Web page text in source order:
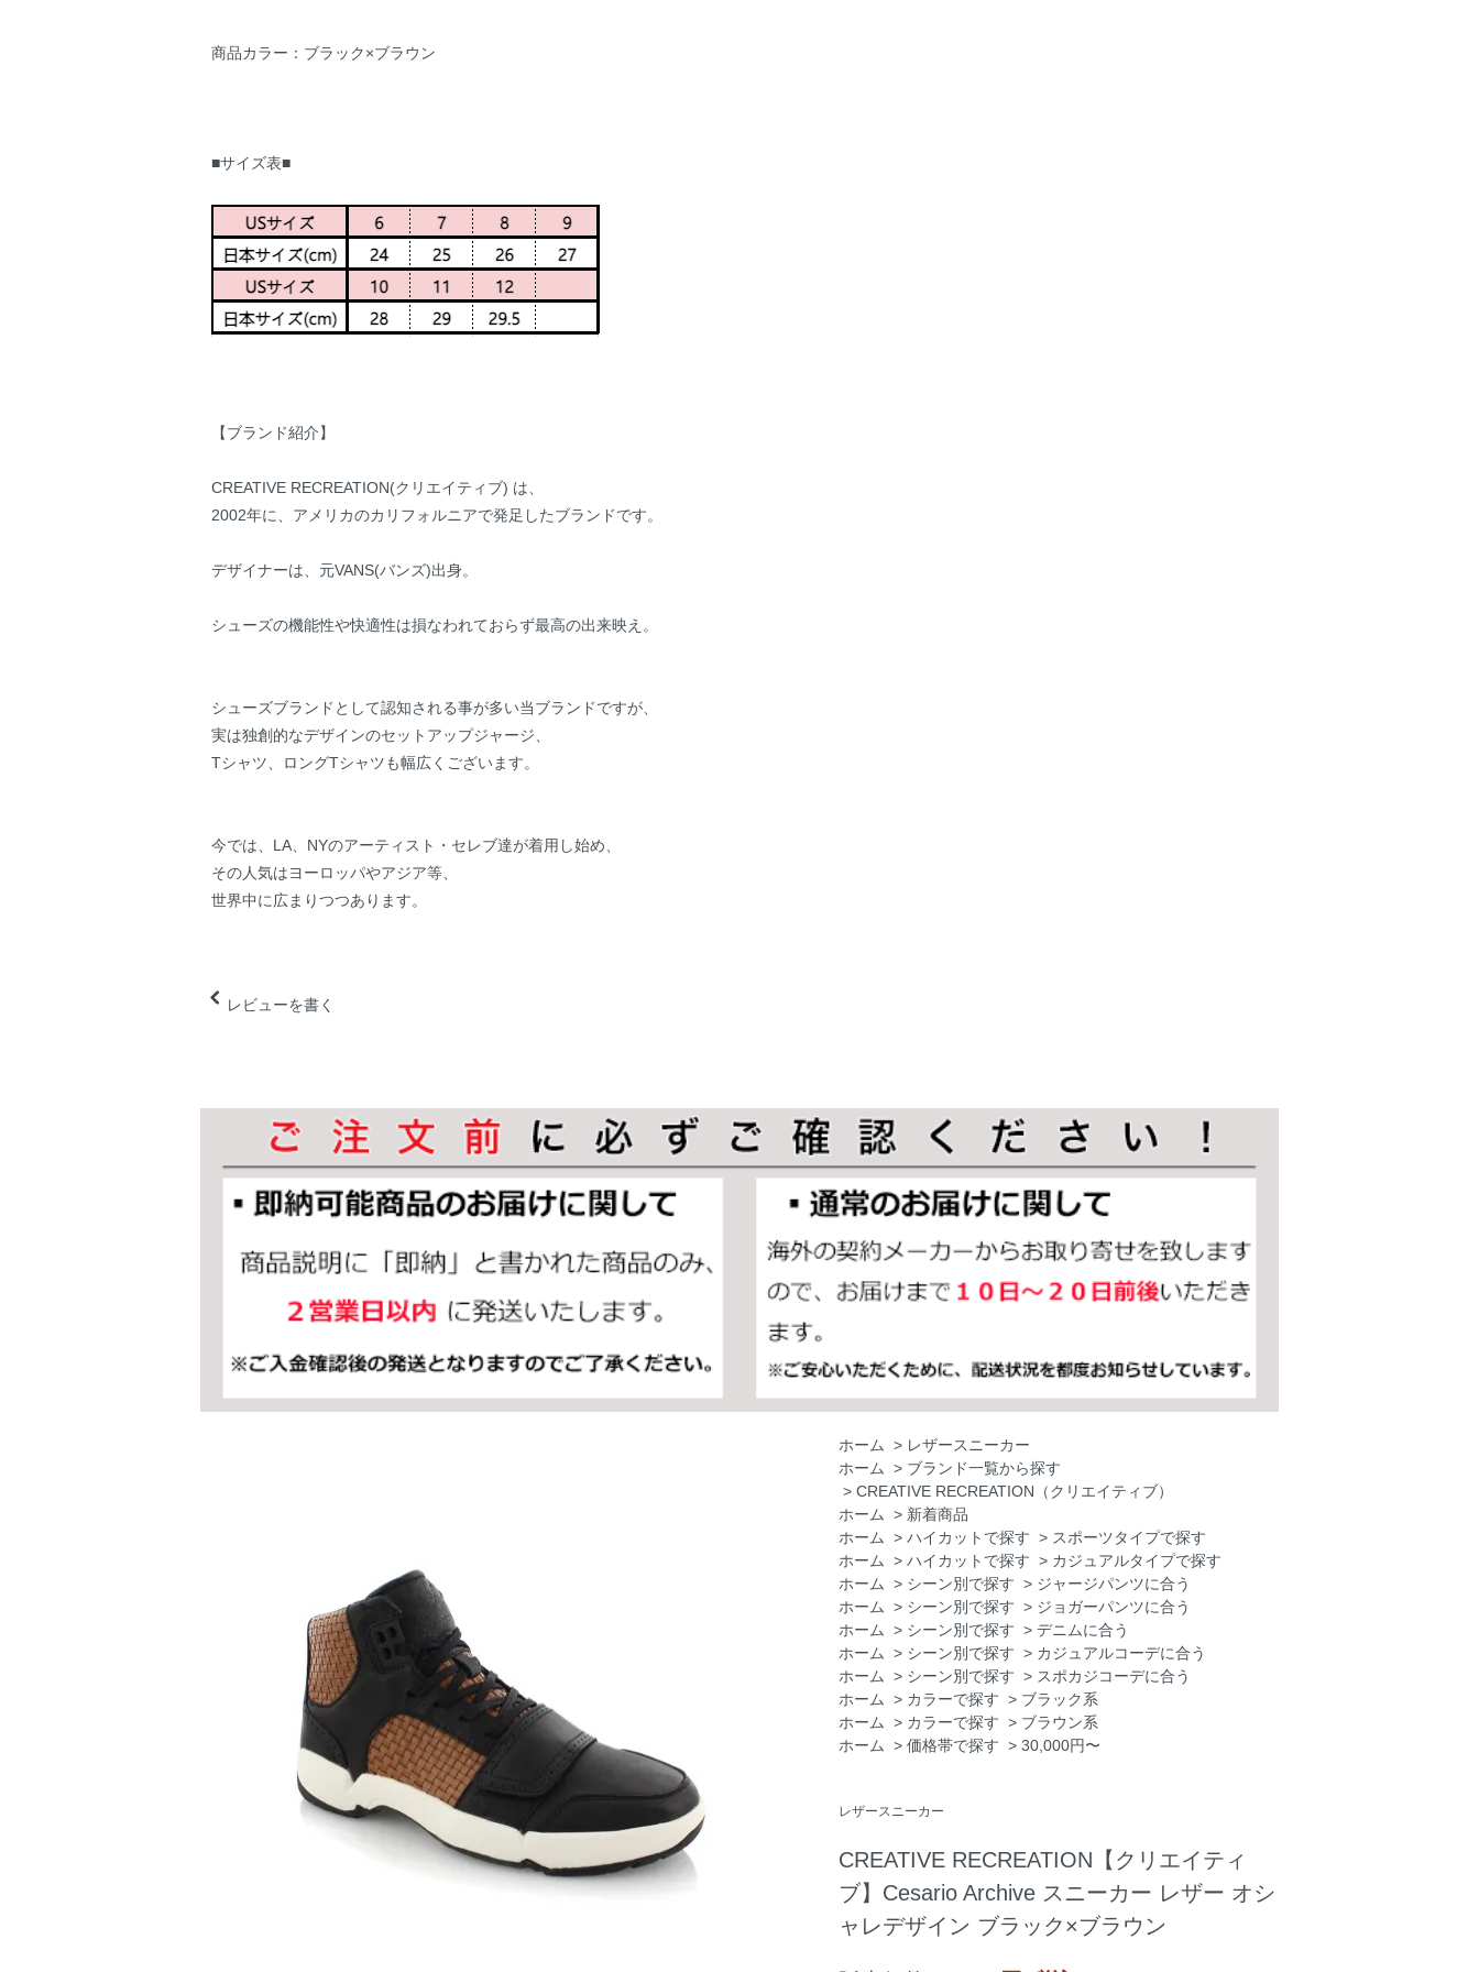
商品カラー：ブラック×ブラウン
■サイズ表■
【ブランド紹介】
CREATIVE RECREATION(クリエイティブ) は、
2002年に、アメリカのカリフォルニアで発足したブランドです。
デザイナーは、元VANS(バンズ)出身。
シューズの機能性や快適性は損なわれておらず最高の出来映え。
シューズブランドとして認知される事が多い当ブランドですが、
実は独創的なデザインのセットアップジャージ、
Tシャツ、ロングTシャツも幅広くございます。
今では、LA、NYのアーティスト・セレブ達が着用し始め、
その人気はヨーロッパやアジア等、
世界中に広まりつつあります。
レビューを書く
ホーム > レザースニーカー
ホーム
> ブランド一覧から探す
> CREATIVE RECREATION（クリエイティブ）
ホーム
> 新着商品
ホーム
> ハイカットで探す > スポーツタイプで探す
ホーム
> ハイカットで探す > カジュアルタイプで探す
ホーム
> シーン別で探す > ジャージパンツに合う
ホーム
> シーン別で探す > ジョガーパンツに合う
ホーム
> シーン別で探す > デニムに合う
ホーム
> シーン別で探す > カジュアルコーデに合う
ホーム
> シーン別で探す > スポカジコーデに合う
ホーム
> カラーで探す > ブラック系
ホーム
> カラーで探す > ブラウン系
ホーム
> 価格帯で探す > 30,000円〜
レザースニーカー
CREATIVE RECREATION【クリエイティ
ブ】Cesario Archive スニーカー レザー オシ
ャレデザイン ブラック×ブラウン